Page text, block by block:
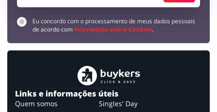
Eu concordo com o processamento de meus dados pessoais
de acordo com Informação sobre Cookies.
Links e informações úteis
Quem somos
Singles' Day